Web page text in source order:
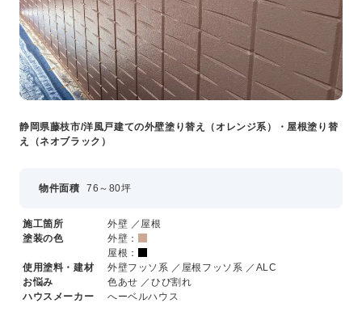
静岡県藤枝市/洋風戸建ての外壁塗り替え（オレンジ系）・屋根塗り替
え（ネオブラック）
物件面積 76～80坪
施工箇所
外壁 ／屋根
塗装の色
外壁：
屋根：
使用塗料・建材
外壁フッソ系 ／屋根フッソ系 ／ALC
お悩み
色あせ ／ひび割れ
ハウスメーカー
へーベルハウス